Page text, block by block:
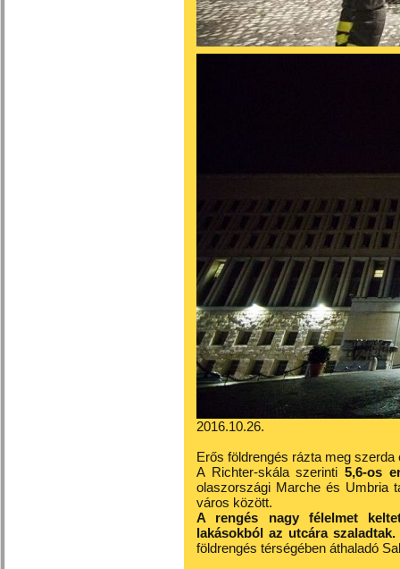
2016.10.26.
Erős földrengés rázta meg
A Richter-skála szerinti 5,6-os
olaszországi Marche és Umbria
város között.
A rengés nagy félelmet
lakásokból az utcára szaladtak.
földrengés térségében áthaladó